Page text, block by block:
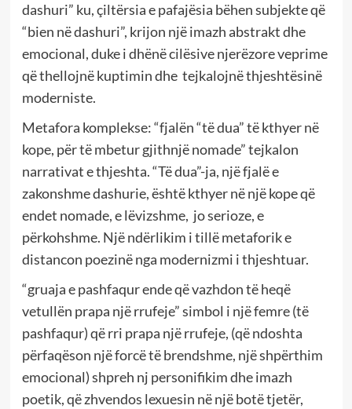
dashuri” ku, çiltërsia e pafajësia bëhen subjekte që
“bien në dashuri”, krijon një imazh abstrakt dhe
emocional, duke i dhënë cilësive njerëzore veprime
që thellojnë kuptimin dhe tejkalojnë thjeshtësinë
moderniste.
Metafora komplekse: “fjalën “të dua” të kthyer në
kope, për të mbetur gjithnjë nomade” tejkalon
narrativat e thjeshta. “Të dua”-ja, një fjalë e
zakonshme dashurie, është kthyer në një kope që
endet nomade, e lëvizshme, jo serioze, e
përkohshme. Një ndërlikim i tillë metaforik e
distancon poezinë nga modernizmi i thjeshtuar.
“gruaja e pashfaqur ende që vazhdon të heqë
vetullën prapa një rrufeje” simbol i një femre (të
pashfaqur) që rri prapa një rrufeje, (që ndoshta
përfaqëson një forcë të brendshme, një shpërthim
emocional) shpreh nj personifikim dhe imazh
poetik, që zhvendos lexuesin në një botë tjetër,